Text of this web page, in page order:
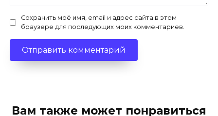
Сохранить моё имя, email и адрес сайта в этом
браузере для последующих моих комментариев.
Вам также может понравиться